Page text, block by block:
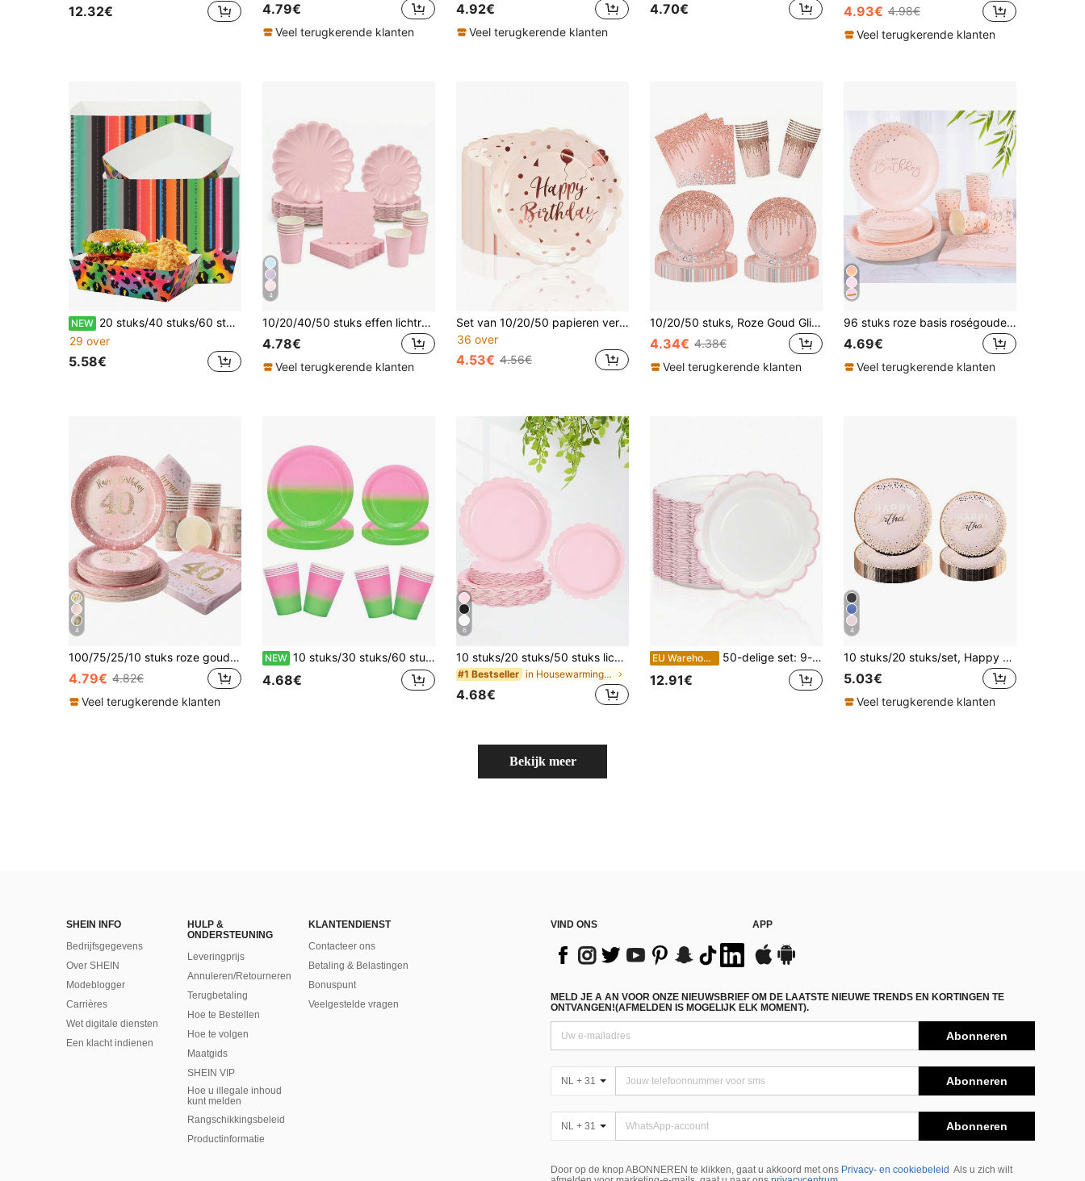
12.32€ 4.79€
Veel terugkerende klanten
4.92€
Veel terugkerende klanten
4.70€ 4.93€ 4.98€
Veel terugkerende klanten
NEW 20 stuks/40 stuks/60 stuks neon regenboog luipaardprint verjaardagsfeestbenodigdheden tijgerstreep nacho boot grote papieren borden meisjes neon luipaard verjaardagsfeest
29 over
5.58€
4
10/20/40/50 stuks effen lichtroze wegwerpservies met golvende geschulpte rand, effen matroze papieren borden met geschulpte rand van 7 inch en 9 inch, bekers en servetten, lichtroze borden met schelpachtige golvende rand, geschikt voor babyshower, bruidsshower, verjaardagsfeestbenodigdheden
4.78€
Veel terugkerende klanten
Set van 10/20/50 papieren verjaardagsbordjes (7 x 9 inch) in roze en roségoud, geschikt voor verjaardagstaarten, desserts, snoep en diners. Wegwerpservies voor verjaardagsfeesten en decoraties.
36 over
4.53€ 4.56€
10/20/50 stuks, Roze Goud Glitter Druppel Wegwerp Servies Set, Diamant Confetti 7 inch & 9 inch Papieren Borden, Bekers en Servetten, Wegwerp Papieren Borden Glitter Diamanten Servetten en Bekers voor Bruidsshower, Sweet 16 Verjaardagsfeest Benodigdheden
4.34€ 4.38€
Veel terugkerende klanten
96 stuks roze basis roségouden stippen feestbenodigdheden set, 7/9 inch roze en roségouden stippen borden, roségouden wegwerp papieren borden en servetten, geschikt voor verjaardagsfeestjes
4.69€
Veel terugkerende klanten
4
100/75/25/10 stuks roze gouden diamant 40e verjaardag Happy Birthday wegwerpborden, servetten, bekers, feestbenodigdheden, geschikt voor 25 gasten, wegwerpborden van papier feesttafelgerei geschikt voor verjaardag, bruiloft, feest, familiepicknick
4.79€ 4.82€
Veel terugkerende klanten
NEW 10 stuks/30 stuks/60 stuks Groen en Roze Feestdecoratie Roze en Groene Papieren Borden Papieren Bekers Servetten Tafelset Geschikt voor Heks Pasen Prinses Thema Verjaardagsfeest Wegwerpartikelen
4.68€
6
10 stuks/20 stuks/50 stuks lichtroze papieren borden, 9 inch roze waaiervormige papieren borden, wegwerpborden voor het diner, 7 inch papieren taartborden, geschikt voor bruiloften, babyshowers, gender reveal-feestjes, bruidsdouches, verjaardagsfeestjes, dessertborden
#1 Bestseller in Housewarmingfeestje Wegwerp Keukengerei
4.68€
EU Warehouse 50-delige set: 9-inch witte en roze papieren borden met een lichtroze rand. Wegwerpbare witte papieren borden met geschulpte randen - geschikt voor diner, dessert, kerstfeesten, babyshowers, bruiloften, gender reveals, verjaardagen, Valentijnsdag en andere evenementen.
12.91€
4
10 stuks/20 stuks/set, Happy Birthday bord en servet feestbenodigdheden, roze en roségouden papieren borden servies voor 10 gasten, geschikt voor dames
5.03€
Veel terugkerende klanten
Bekijk meer
SHEIN INFO
Bedrijfsgegevens
Over SHEIN
Modeblogger
Carrières
Wet digitale diensten
Een klacht indienen
HULP &
ONDERSTEUNING
Leveringprijs
Annuleren/Retourneren
Terugbetaling
Hoe te Bestellen
Hoe te volgen
Maatgids
SHEIN VIP
Hoe u illegale inhoud
kunt melden
Rangschikkingsbeleid
​Productinformatie
KLANTENDIENST
Contacteer ons
Betaling & Belastingen
Bonuspunt
Veelgestelde vragen
VIND ONS APP
MELD JE A AN VOOR ONZE NIEUWSBRIEF OM DE LAATSTE NIEUWE TRENDS EN KORTINGEN TE
ONTVANGEN!(AFMELDEN IS MOGELIJK ELK MOMENT).
Abonneren
NL + 31 Abonneren
NL + 31 Abonneren
Door op de knop ABONNEREN te klikken, gaat u akkoord met ons Privacy- en cookiebeleid Als u zich wilt